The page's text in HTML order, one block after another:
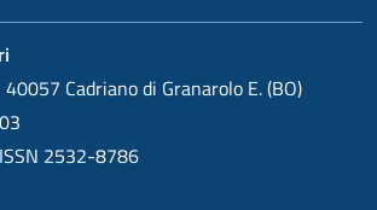
Cadriano di Granarolo E. (BO)
2532-8786